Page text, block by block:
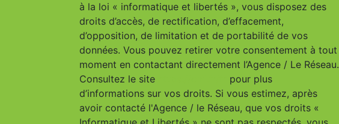
à la loi « informatique et libertés », vous disposez des
droits d’accès, de rectification, d’effacement,
d’opposition, de limitation et de portabilité de vos
données. Vous pouvez retirer votre consentement à tout
moment en contactant directement l’Agence / Le Réseau.
Consultez le site
pour plus
d’informations sur vos droits. Si vous estimez, après
avoir contacté l'Agence / le Réseau, que vos droits «